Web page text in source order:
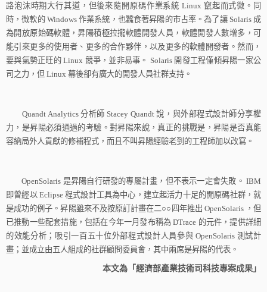
路泡沫時期大行其道，但後來隨開原碼作業系統 Linux 竄起而式微。同
時，微軟的Windows作業系統，也蠶食著昇陽的市占率。為了讓Solaris 成
為開放原始碼軟體，昇陽積極拉攏軟體開發人員，軟體開發人數增多，可
能引來更多的使用者、更多的合作夥伴，以及更多的軟體開發者。然而，
要與氣勢正旺的Linux 競爭，並非易事。 Solaris 開發工程僅傾昇陽一家公
司之力，但 Linux 幕後卻有廣大的開發人員社群支持。
Quandt Analytics分析師 Stacey Quandt說，與外部程式設計師分享權
力，是昇陽必須通過的考驗。對昇陽來說，真正的挑戰是，昇陽是否真能
容納局外人貢獻的修補程式，而且不叫昇陽經驗老到的工程師加以改寫。
OpenSolaris 是昇陽自行研發的專屬計畫，但不表示一定會失敗。 IBM
即曾經以 Eclipse程式設計工具為中心，建立起活力十足的開原碼社群，就
是成功的例子。昇陽雖來不及按原訂計畫在二○○ 四年推出 OpenSolaris ，但
已推動一些配套措施，包括在今年一月發布稱為 DTrace 的元件，提供詳細
的效能分析；吸引一百五十位外部程式設計人員參與 OpenSolaris 測試計
畫；並成立由五人組成的社群顧問委員會，其中兩席是昇陽的代表。
本文為「經濟部產業技術司科技專案成果」